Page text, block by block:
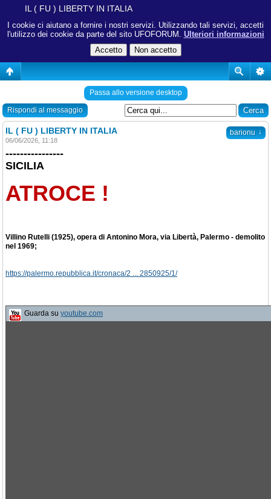
I cookie ci aiutano a fornire i nostri servizi. Utilizzando tali servizi, accetti
l'utilizzo dei cookie da parte del sito UFOFORUM. Ulteriori informazioni
IL ( FU ) LIBERTY IN ITALIA
Passa allo versione desktop
Rispondi al messaggio
barionu ↓
IL ( FU ) LIBERTY IN ITALIA
06/06/2026, 11:18
----------------
SICILIA
ATROCE !
Villino Rutelli (1925), opera di Antonino Mora, via Libertà, Palermo - demolito
nel 1969;
https://palermo.repubblica.it/cronaca/2 ... 2850925/1/
Guarda su youtube.com